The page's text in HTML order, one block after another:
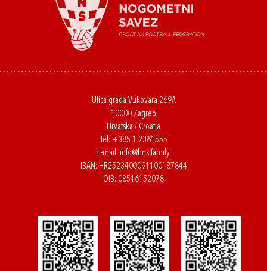
Ulica grada Vukovara 269A
10000 Zagreb
Hrvatska / Croatia
Tel: +385 1 2361555
E-mail: info@hns.family
IBAN: HR2523400091100187844
OIB: 08516152078